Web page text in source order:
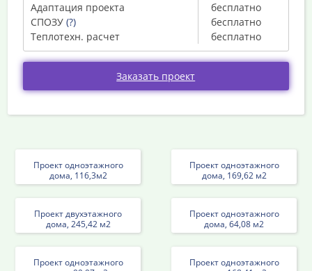
Адаптация проекта
СПОЗУ (?)
Теплотехн. расчет
бесплатно
бесплатно
бесплатно
Заказать проект
Проект одноэтажного
дома, 116,3м2
Проект одноэтажного
дома, 169,62 м2
Проект двухэтажного
дома, 245,42 м2
Проект одноэтажного
дома, 64,08 м2
Проект одноэтажного
Проект одноэтажного